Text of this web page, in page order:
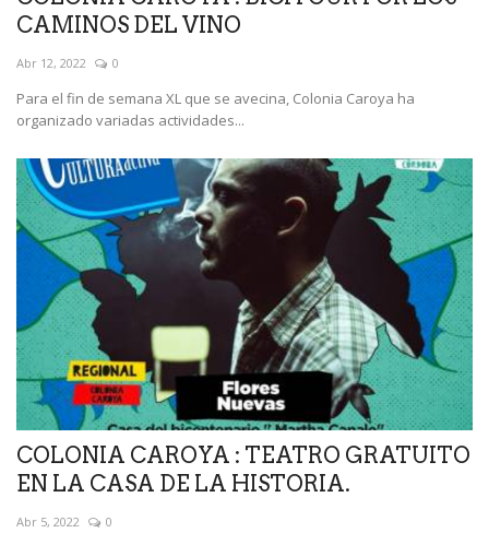
CAMINOS DEL VINO
Abr 12, 2022 0
Para el fin de semana XL que se avecina, Colonia Caroya ha
organizado variadas actividades...
COLONIA CAROYA : TEATRO GRATUITO
EN LA CASA DE LA HISTORIA.
Abr 5, 2022 0